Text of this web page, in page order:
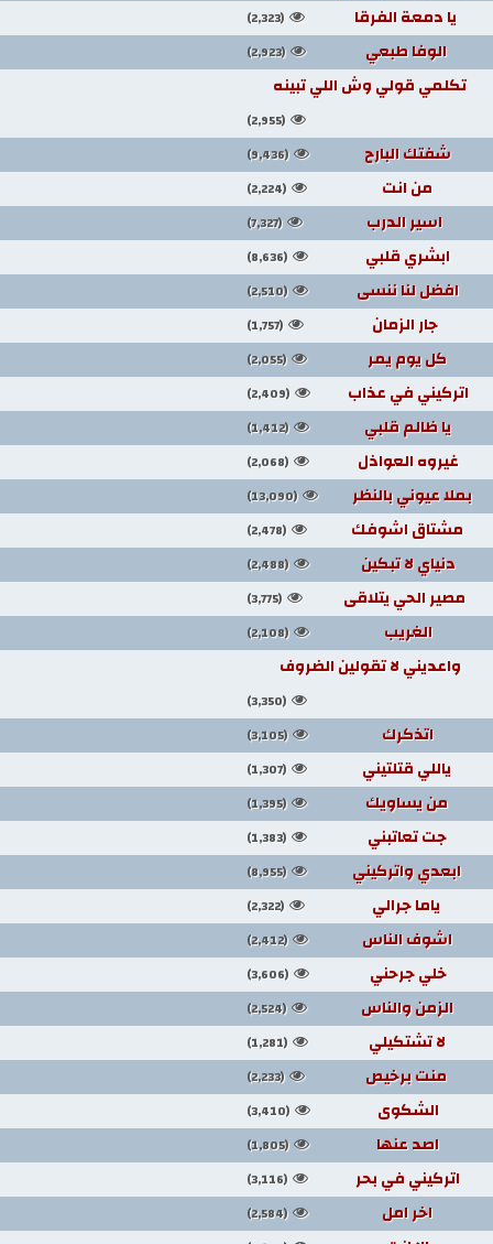
يا دمعة الفرقا (2,323)
الوفا طبعي (2,923)
تكلمي قولي وش اللي تبينه
(2,955)
شفتك البارح (9,436)
من انت (2,224)
اسير الدرب (7,327)
ابشري قلبي (8,636)
افضل لنا ننسى (2,510)
جار الزمان (1,757)
كل يوم يمر (2,055)
اتركيني في عذاب (2,409)
يا ظالم قلبي (1,412)
غيروه العواذل (2,068)
بملا عيوني بالنظر (13,090)
مشتاق اشوفك (2,478)
دنياي لا تبكين (2,488)
مصير الحي يتلاقى (3,775)
الغريب (2,108)
واعديني لا تقولين الضروف
(3,350)
اتذكرك (3,105)
ياللي قتلتيني (1,307)
من يساويك (1,395)
جت تعاتبني (1,383)
ابعدي واتركيني (8,955)
ياما جرالي (2,322)
اشوف الناس (2,412)
خلي جرحني (3,606)
الزمن والناس (2,524)
لا تشتكيلي (1,281)
منت برخيص (2,233)
الشكوى (3,410)
اصد عنها (1,805)
اتركيني في بحر (3,116)
اخر امل (2,584)